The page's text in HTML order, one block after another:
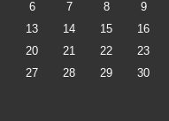
6
7 8 9
13
14 15 16
20
21 22 23
27
28 29 30